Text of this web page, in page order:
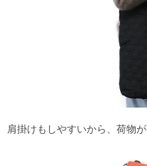
肩掛けもしやすいから、荷物